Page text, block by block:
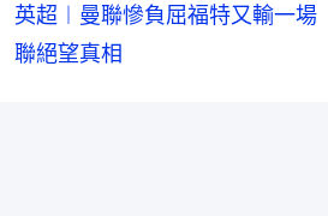
英超︱曼聯慘負屈福特又輸一場
聯絕望真相